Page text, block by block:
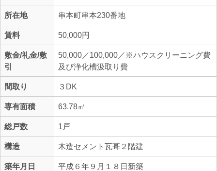
所在地 串本町串本230番地
賃料 50,000円
敷金/礼金/敷
引
50,000／100,000／※ハウスクリーニング費
及び浄化槽汲取り費
間取り ３DK
専有面積 63.78㎡
総戸数 1戸
構造 木造セメント瓦葺２階建
築年月日 平成６年９月１８日新築